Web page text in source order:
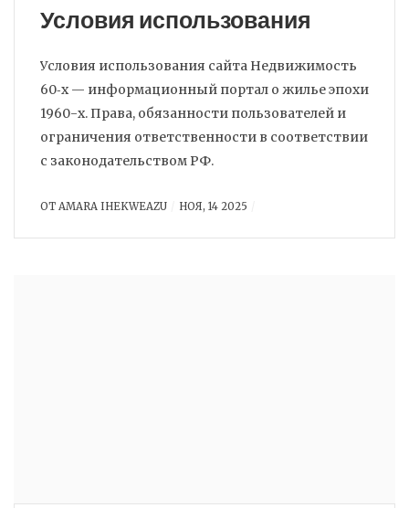
Условия использования
Условия использования сайта Недвижимость
60‑х — информационный портал о жилье эпохи
1960-х. Права, обязанности пользователей и
ограничения ответственности в соответствии
с законодательством РФ.
ОТ AMARA IHEKWEAZU НОЯ, 14 2025